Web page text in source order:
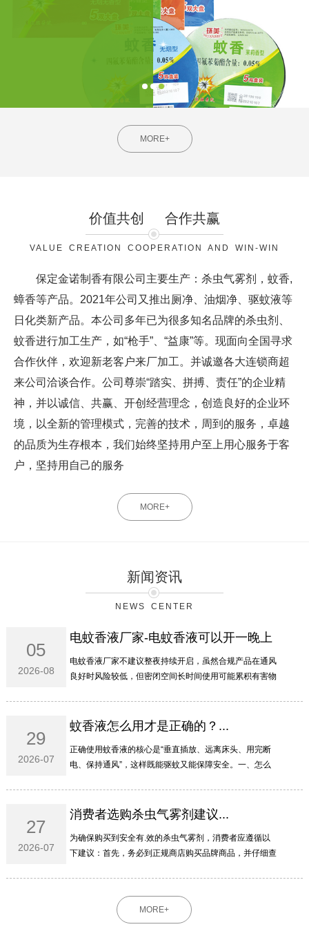
MORE+
价值共创 合作共赢
VALUE CREATION COOPERATION AND WIN-WIN
保定金诺制香有限公司主要生产：杀虫气雾剂，蚊香,
蟑香等产品。2021年公司又推出厕净、油烟净、驱蚊液等
日化类新产品。本公司多年已为很多知名品牌的杀虫剂、
蚊香进行加工生产，如“枪手”、“益康”等。现面向全国寻求
合作伙伴，欢迎新老客户来厂加工。并诚邀各大连锁商超
来公司洽谈合作。公司尊崇“踏实、拼搏、责任”的企业精
神，并以诚信、共赢、开创经营理念，创造良好的企业环
境，以全新的管理模式，完善的技术，周到的服务，卓越
的品质为生存根本，我们始终坚持用户至上用心服务于客
户，坚持用自己的服务
MORE+
新闻资讯
NEWS CENTER
05
2026-08
电蚊香液厂家-电蚊香液可以开一晚上
吗...
电蚊香液厂家不建议整夜持续开启‌，虽然合规产品在通风
良好时风险较低，但密闭空间长时间使用可能累积有害物
29
2026-07
蚊香液怎么用才是正确的？...
正确使用蚊香液的核心是“垂直插放、远离床头、用完断
电、保持通风”‌，这样既能驱蚊又能保障安全。‌‌‌一、怎么
27
2026-07
消费者选购杀虫气雾剂建议...
为确保购买到安全有.效的杀虫气雾剂，消费者应遵循以
下建议：首先，务必到正规商店购买品牌商品，并仔细查
MORE+